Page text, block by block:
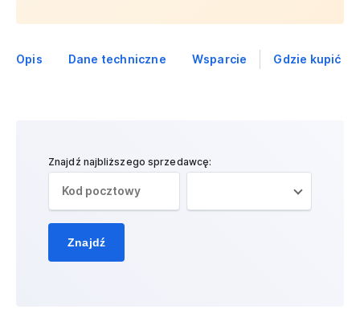
Opis Dane techniczne Wsparcie Gdzie kupić
Znajdź najbliższego sprzedawcę:
Znajdź